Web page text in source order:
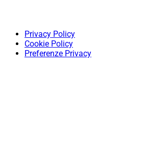
Privacy Policy
Cookie Policy
Preferenze Privacy